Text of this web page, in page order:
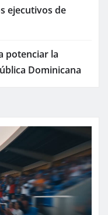
ejecutivos de
potenciar la
Dominicana